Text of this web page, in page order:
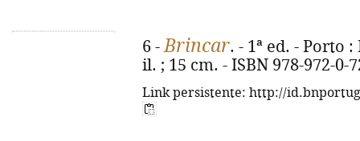
6 -Brincar. - 1ª ed. - Porto
il. ; 15 cm. - ISBN 978-972-0-
Link persistente: http://